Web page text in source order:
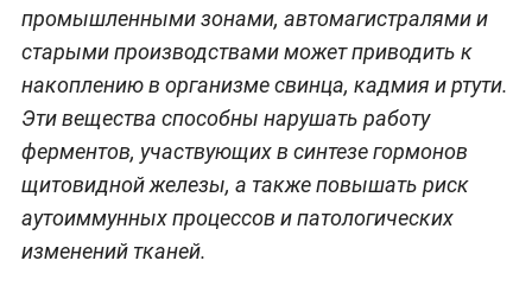
промышленными зонами, автомагистралями и
старыми производствами может приводить к
накоплению в организме свинца, кадмия и ртути.
Эти вещества способны нарушать работу
ферментов, участвующих в синтезе гормонов
щитовидной железы, а также повышать риск
аутоиммунных процессов и патологических
изменений тканей.